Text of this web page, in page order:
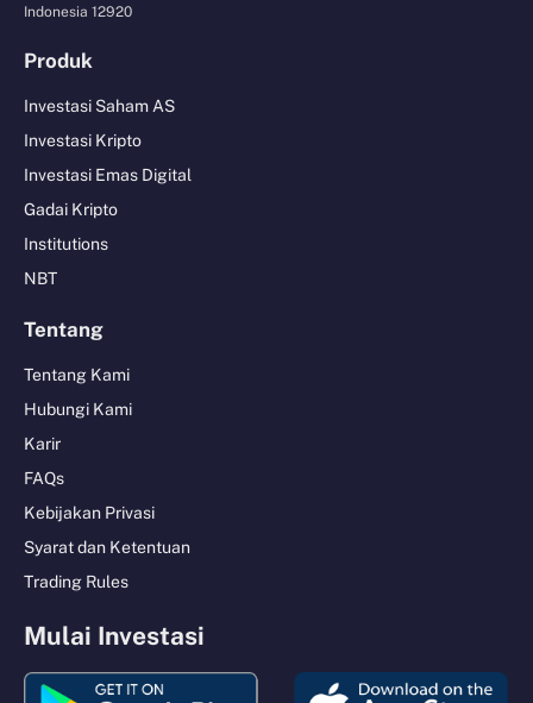
Indonesia 12920
Produk
Investasi Saham AS
Investasi Kripto
Investasi Emas Digital
Gadai Kripto
Institutions
NBT
Tentang
Tentang Kami
Hubungi Kami
Karir
FAQs
Kebijakan Privasi
Syarat dan Ketentuan
Trading Rules
Mulai Investasi